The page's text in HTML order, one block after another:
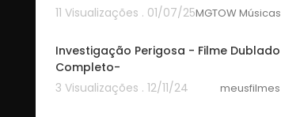
11 Visualizações . 01/07/25MGTOW Músicas
Investigação Perigosa - Filme Dublado
Completo-
3 Visualizações . 12/11/24
meusfilmes